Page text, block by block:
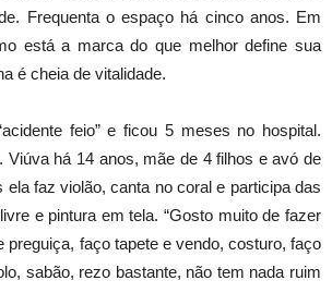
Frequenta o espaço há cinco anos. Em
está a marca do que melhor define sua
é cheia de vitalidade.
feio” e ficou 5 meses no hospital.
Viúva há 14 anos, mãe de 4 filhos e avó de
ela faz violão, canta no coral e participa das
e pintura em tela. “Gosto muito de fazer
preguiça, faço tapete e vendo, costuro, faço
sabão, rezo bastante, não tem nada ruim